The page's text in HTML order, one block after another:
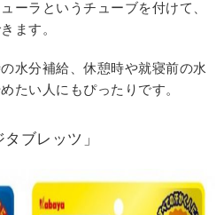
ーラというチューブを付けて、
ます。
水分補給、休憩時や就寝前の水
たい人にもぴったりです。
ブレッツ」